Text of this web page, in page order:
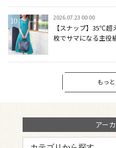
2026.07.23 00:00
【スナップ】35℃超
枚でサマになる主役
もっ
アー